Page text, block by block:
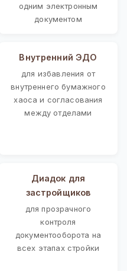
одним электронным
документом
Внутренний ЭДО
для избавления от
внутреннего бумажного
хаоса и согласования
между отделами
Диадок для
застройщиков
для прозрачного
контроля
документооборота на
всех этапах стройки